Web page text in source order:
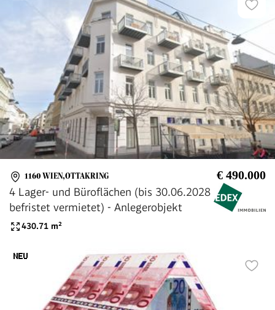
1160 WIEN,OTTAKRING € 490.000
4 Lager- und Büroflächen (bis 30.06.2028
befristet vermietet) - Anlegerobjekt
430.71 m²